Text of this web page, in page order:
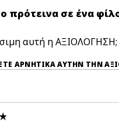
πρότεινα σε ένα
αυτή η ΑΞΙΟΛΟΓΗΣΗ;
ΕΠΙΣΗΜΆΝΕΤΕ ΑΡΝΗΤΙΚΆ